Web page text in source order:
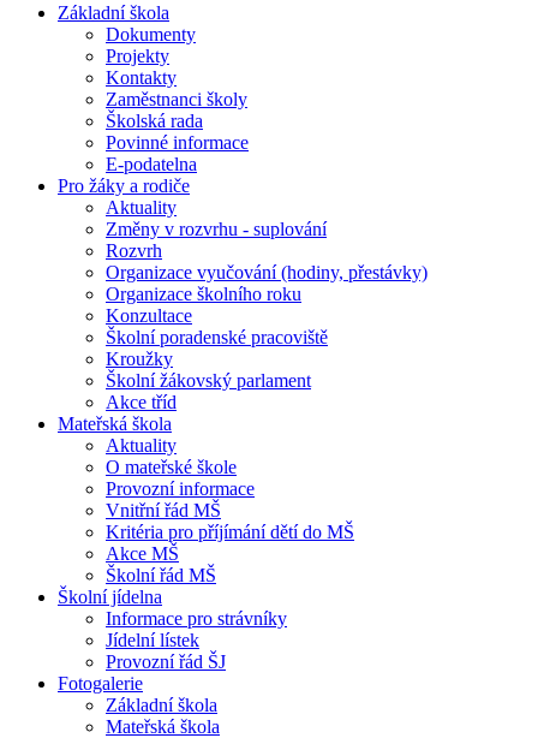
Základní škola
Dokumenty
Projekty
Kontakty
Zaměstnanci školy
Školská rada
Povinné informace
E-podatelna
Pro žáky a rodiče
Aktuality
Změny v rozvrhu - suplování
Rozvrh
Organizace vyučování (hodiny, přestávky)
Organizace školního roku
Konzultace
Školní poradenské pracoviště
Kroužky
Školní žákovský parlament
Akce tříd
Mateřská škola
Aktuality
O mateřské škole
Provozní informace
Vnitřní řád MŠ
Kritéria pro příjímání dětí do MŠ
Akce MŠ
Školní řád MŠ
Školní jídelna
Informace pro strávníky
Jídelní lístek
Provozní řád ŠJ
Fotogalerie
Základní škola
Mateřská škola